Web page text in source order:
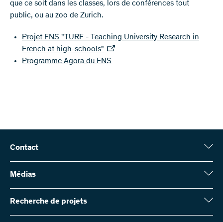
que ce soit dans les classes, lors de conférences tout
public, ou au zoo de Zurich.
Projet FNS "TURF - Teaching University Research in
French at high-schools"
Programme Agora du FNS
Contact
Fonds national suisse (FNS)
Wildhainweg 3
Contactez-nous
Envoyer des factures
Médias
Service de presse
Rapport annuel
Recherche de projets
Vous trouverez ici des informations complètes sur les projets de